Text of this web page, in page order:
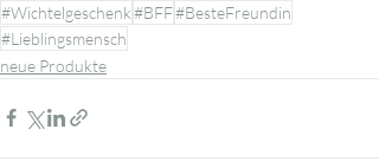
#Wichtelgeschenk#BFF#BesteFreundin
#Lieblingsmensch
neue Produkte